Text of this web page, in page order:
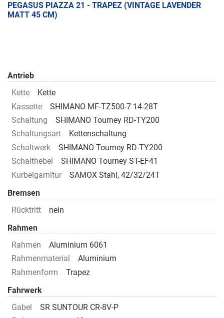
PEGASUS PIAZZA 21 - TRAPEZ (VINTAGE LAVENDER
MATT 45 CM)
Antrieb
Kette
Kette
Kassette
SHIMANO MF-TZ500-7 14-28T
Schaltung
SHIMANO Tourney RD-TY200
Schaltungsart
Kettenschaltung
Schaltwerk
SHIMANO Tourney RD-TY200
Schalthebel
SHIMANO Tourney ST-EF41
Kurbelgarnitur
SAMOX Stahl, 42/32/24T
Bremsen
Rücktritt
nein
Rahmen
Rahmen
Aluminium 6061
Rahmenmaterial
Aluminium
Rahmenform
Trapez
Fahrwerk
Gabel
SR SUNTOUR CR-8V-P